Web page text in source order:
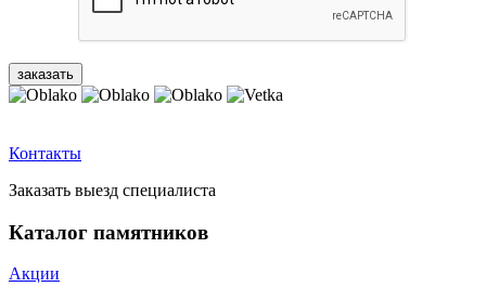
Контакты
Заказать выезд специалиста
Каталог памятников
Акции